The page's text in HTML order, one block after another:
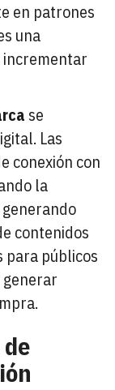
en patrones
una
incrementar
se
Las
conexión con
la
contenidos
para públicos